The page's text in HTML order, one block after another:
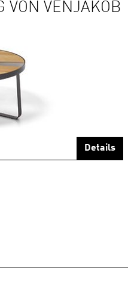
VON VENJAKOB
Details